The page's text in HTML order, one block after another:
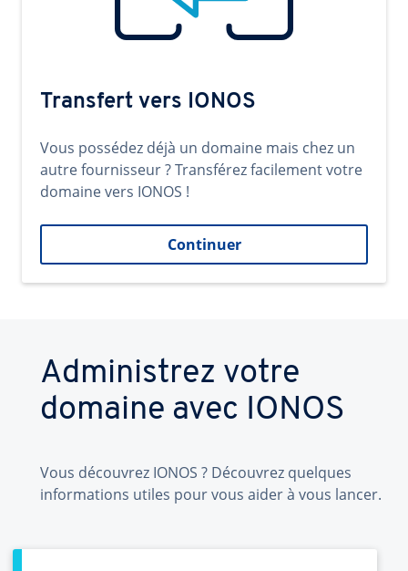
Transfert vers IONOS
Vous possédez déjà un domaine mais chez un
autre fournisseur ? Transférez facilement votre
domaine vers IONOS !
Continuer
Administrez votre
domaine avec IONOS
Vous découvrez IONOS ? Découvrez quelques
informations utiles pour vous aider à vous lancer.